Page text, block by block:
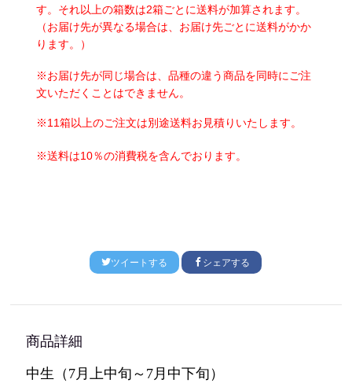
す。それ以上の箱数は2箱ごとに送料が加算されます。
（お届け先が異なる場合は、お届け先ごとに送料がかか
ります。）
※お届け先が同じ場合は、品種の違う商品を同時にご注
文いただくことはできません。
※11箱以上のご注文は別途送料お見積りいたします。
※送料は10％の消費税を含んでおります。
ツイートする シェアする
商品詳細
中生（ 7月上中旬～ 7月中下旬）